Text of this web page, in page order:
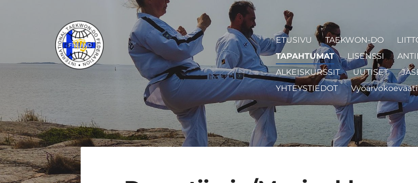
ITF Taekwon-do Liitto ry
ETUSIVU TAEKWON-DO
TAPAHTUMAT
LISENSSI
ALKEISKURSSIT
UUTISET
YHTEYSTIEDOT